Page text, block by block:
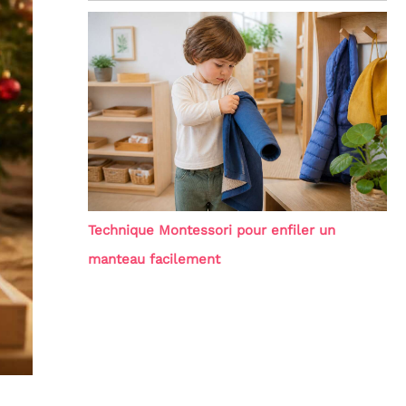
Technique Montessori pour enfiler un
manteau facilement